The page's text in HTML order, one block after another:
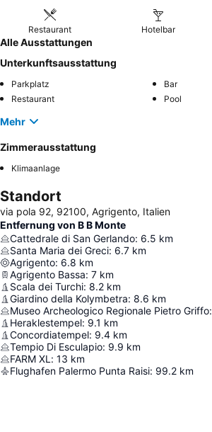
Restaurant Hotelbar
Alle Ausstattungen
Unterkunftsausstattung
Parkplatz
Bar
Restaurant
Pool
Mehr
Zimmerausstattung
Klimaanlage
Standort
via pola 92, 92100, Agrigento, Italien
Entfernung von B B Monte
Cattedrale di San Gerlando: 6.5 km
Santa Maria dei Greci: 6.7 km
Agrigento: 6.8 km
Agrigento Bassa: 7 km
Scala dei Turchi: 8.2 km
Giardino della Kolymbetra: 8.6 km
Museo Archeologico Regionale Pietro Griffo:
Heraklestempel: 9.1 km
Concordiatempel: 9.4 km
Tempio Di Esculapio: 9.9 km
FARM XL : 13 km
Flughafen Palermo Punta Raisi: 99.2 km